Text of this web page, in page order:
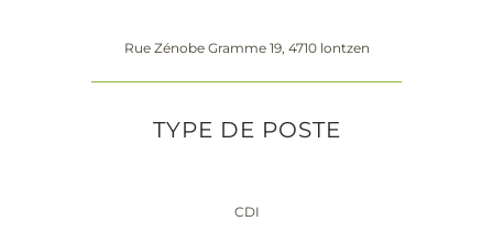
Rue Zénobe Gramme 19, 4710 lontzen
TYPE DE POSTE
CDI